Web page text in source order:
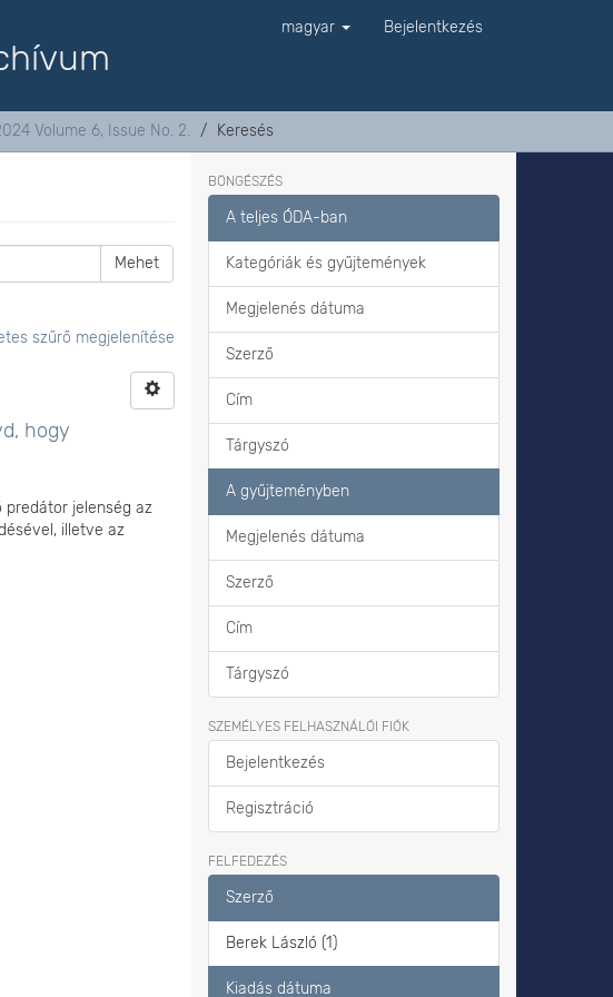
magyar Bejelentkezés
Volume 6, Issue No. 2. Keresés
Mehet
szűrő megjelenítése
hogy
predátor jelenség az
illetve az
BÖNGÉSZÉS
A teljes ÓDA-ban
Kategóriák és gyűjtemények
Megjelenés dátuma
Szerző
Cím
Tárgyszó
A gyűjteményben
Megjelenés dátuma
Szerző
Cím
Tárgyszó
SZEMÉLYES FELHASZNÁLÓI FIÓK
Bejelentkezés
Regisztráció
FELFEDEZÉS
Szerző
Berek László (1)
Kiadás dátuma